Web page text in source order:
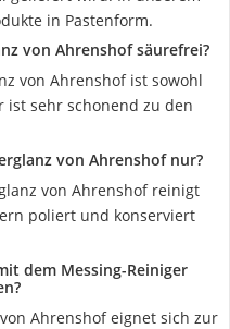
in Pastenform.
von Ahrenshof säurefrei?
von Ahrenshof ist sowohl
ist sehr schonend zu den
von Ahrenshof nur?
von Ahrenshof reinigt
poliert und konserviert
dem Messing-Reiniger
Ahrenshof eignet sich zur